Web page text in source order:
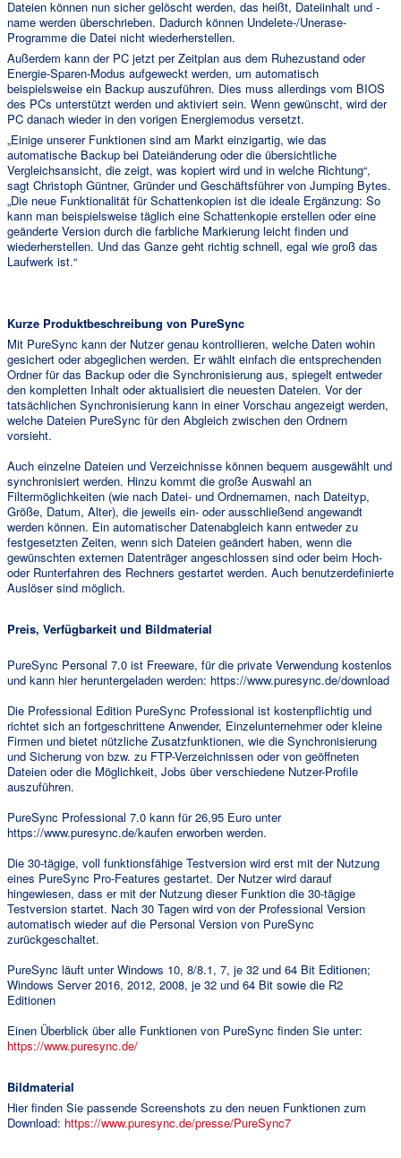
Dateien können nun sicher gelöscht werden, das heißt, Dateiinhalt und -
name werden überschrieben. Dadurch können Undelete-/Unerase-
Programme die Datei nicht wiederherstellen.
Außerdem kann der PC jetzt per Zeitplan aus dem Ruhezustand oder
Energie-Sparen-Modus aufgeweckt werden, um automatisch
beispielsweise ein Backup auszuführen. Dies muss allerdings vom BIOS
des PCs unterstützt werden und aktiviert sein. Wenn gewünscht, wird der
PC danach wieder in den vorigen Energiemodus versetzt.
„Einige unserer Funktionen sind am Markt einzigartig, wie das
automatische Backup bei Dateiänderung oder die übersichtliche
Vergleichsansicht, die zeigt, was kopiert wird und in welche Richtung“,
sagt Christoph Güntner, Gründer und Geschäftsführer von Jumping Bytes.
„Die neue Funktionalität für Schattenkopien ist die ideale Ergänzung: So
kann man beispielsweise täglich eine Schattenkopie erstellen oder eine
geänderte Version durch die farbliche Markierung leicht finden und
wiederherstellen. Und das Ganze geht richtig schnell, egal wie groß das
Laufwerk ist.“
Kurze Produktbeschreibung von PureSync
Mit PureSync kann der Nutzer genau kontrollieren, welche Daten wohin
gesichert oder abgeglichen werden. Er wählt einfach die entsprechenden
Ordner für das Backup oder die Synchronisierung aus, spiegelt entweder
den kompletten Inhalt oder aktualisiert die neuesten Dateien. Vor der
tatsächlichen Synchronisierung kann in einer Vorschau angezeigt werden,
welche Dateien PureSync für den Abgleich zwischen den Ordnern
vorsieht.
Auch einzelne Dateien und Verzeichnisse können bequem ausgewählt und
synchronisiert werden. Hinzu kommt die große Auswahl an
Filtermöglichkeiten (wie nach Datei- und Ordnernamen, nach Dateityp,
Größe, Datum, Alter), die jeweils ein- oder ausschließend angewandt
werden können. Ein automatischer Datenabgleich kann entweder zu
festgesetzten Zeiten, wenn sich Dateien geändert haben, wenn die
gewünschten externen Datenträger angeschlossen sind oder beim Hoch-
oder Runterfahren des Rechners gestartet werden. Auch benutzerdefinierte
Auslöser sind möglich.
Preis, Verfügbarkeit und Bildmaterial
PureSync Personal 7.0 ist Freeware, für die private Verwendung kostenlos
und kann hier heruntergeladen werden: https://www.puresync.de/download
Die Professional Edition PureSync Professional ist kostenpflichtig und
richtet sich an fortgeschrittene Anwender, Einzelunternehmer oder kleine
Firmen und bietet nützliche Zusatzfunktionen, wie die Synchronisierung
und Sicherung von bzw. zu FTP-Verzeichnissen oder von geöffneten
Dateien oder die Möglichkeit, Jobs über verschiedene Nutzer-Profile
auszuführen.
PureSync Professional 7.0 kann für 26,95 Euro unter
https://www.puresync.de/kaufen erworben werden.
Die 30-tägige, voll funktionsfähige Testversion wird erst mit der Nutzung
eines PureSync Pro-Features gestartet. Der Nutzer wird darauf
hingewiesen, dass er mit der Nutzung dieser Funktion die 30-tägige
Testversion startet. Nach 30 Tagen wird von der Professional Version
automatisch wieder auf die Personal Version von PureSync
zurückgeschaltet.
PureSync läuft unter Windows 10, 8/8.1, 7, je 32 und 64 Bit Editionen;
Windows Server 2016, 2012, 2008, je 32 und 64 Bit sowie die R2
Editionen
Einen Überblick über alle Funktionen von PureSync finden Sie unter:
https://www.puresync.de/
Bildmaterial
Hier finden Sie passende Screenshots zu den neuen Funktionen zum
Download: https://www.puresync.de/presse/PureSync7